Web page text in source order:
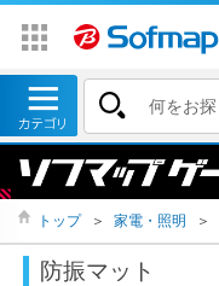
トップ ＞ 家電・照明 ＞
防振マット